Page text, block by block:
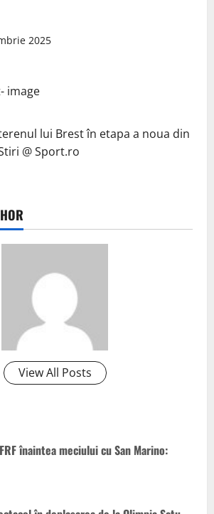
2025
lui Brest în etapa a noua din
@ Sport.ro
View All Posts
înaintea meciului cu San Marino: